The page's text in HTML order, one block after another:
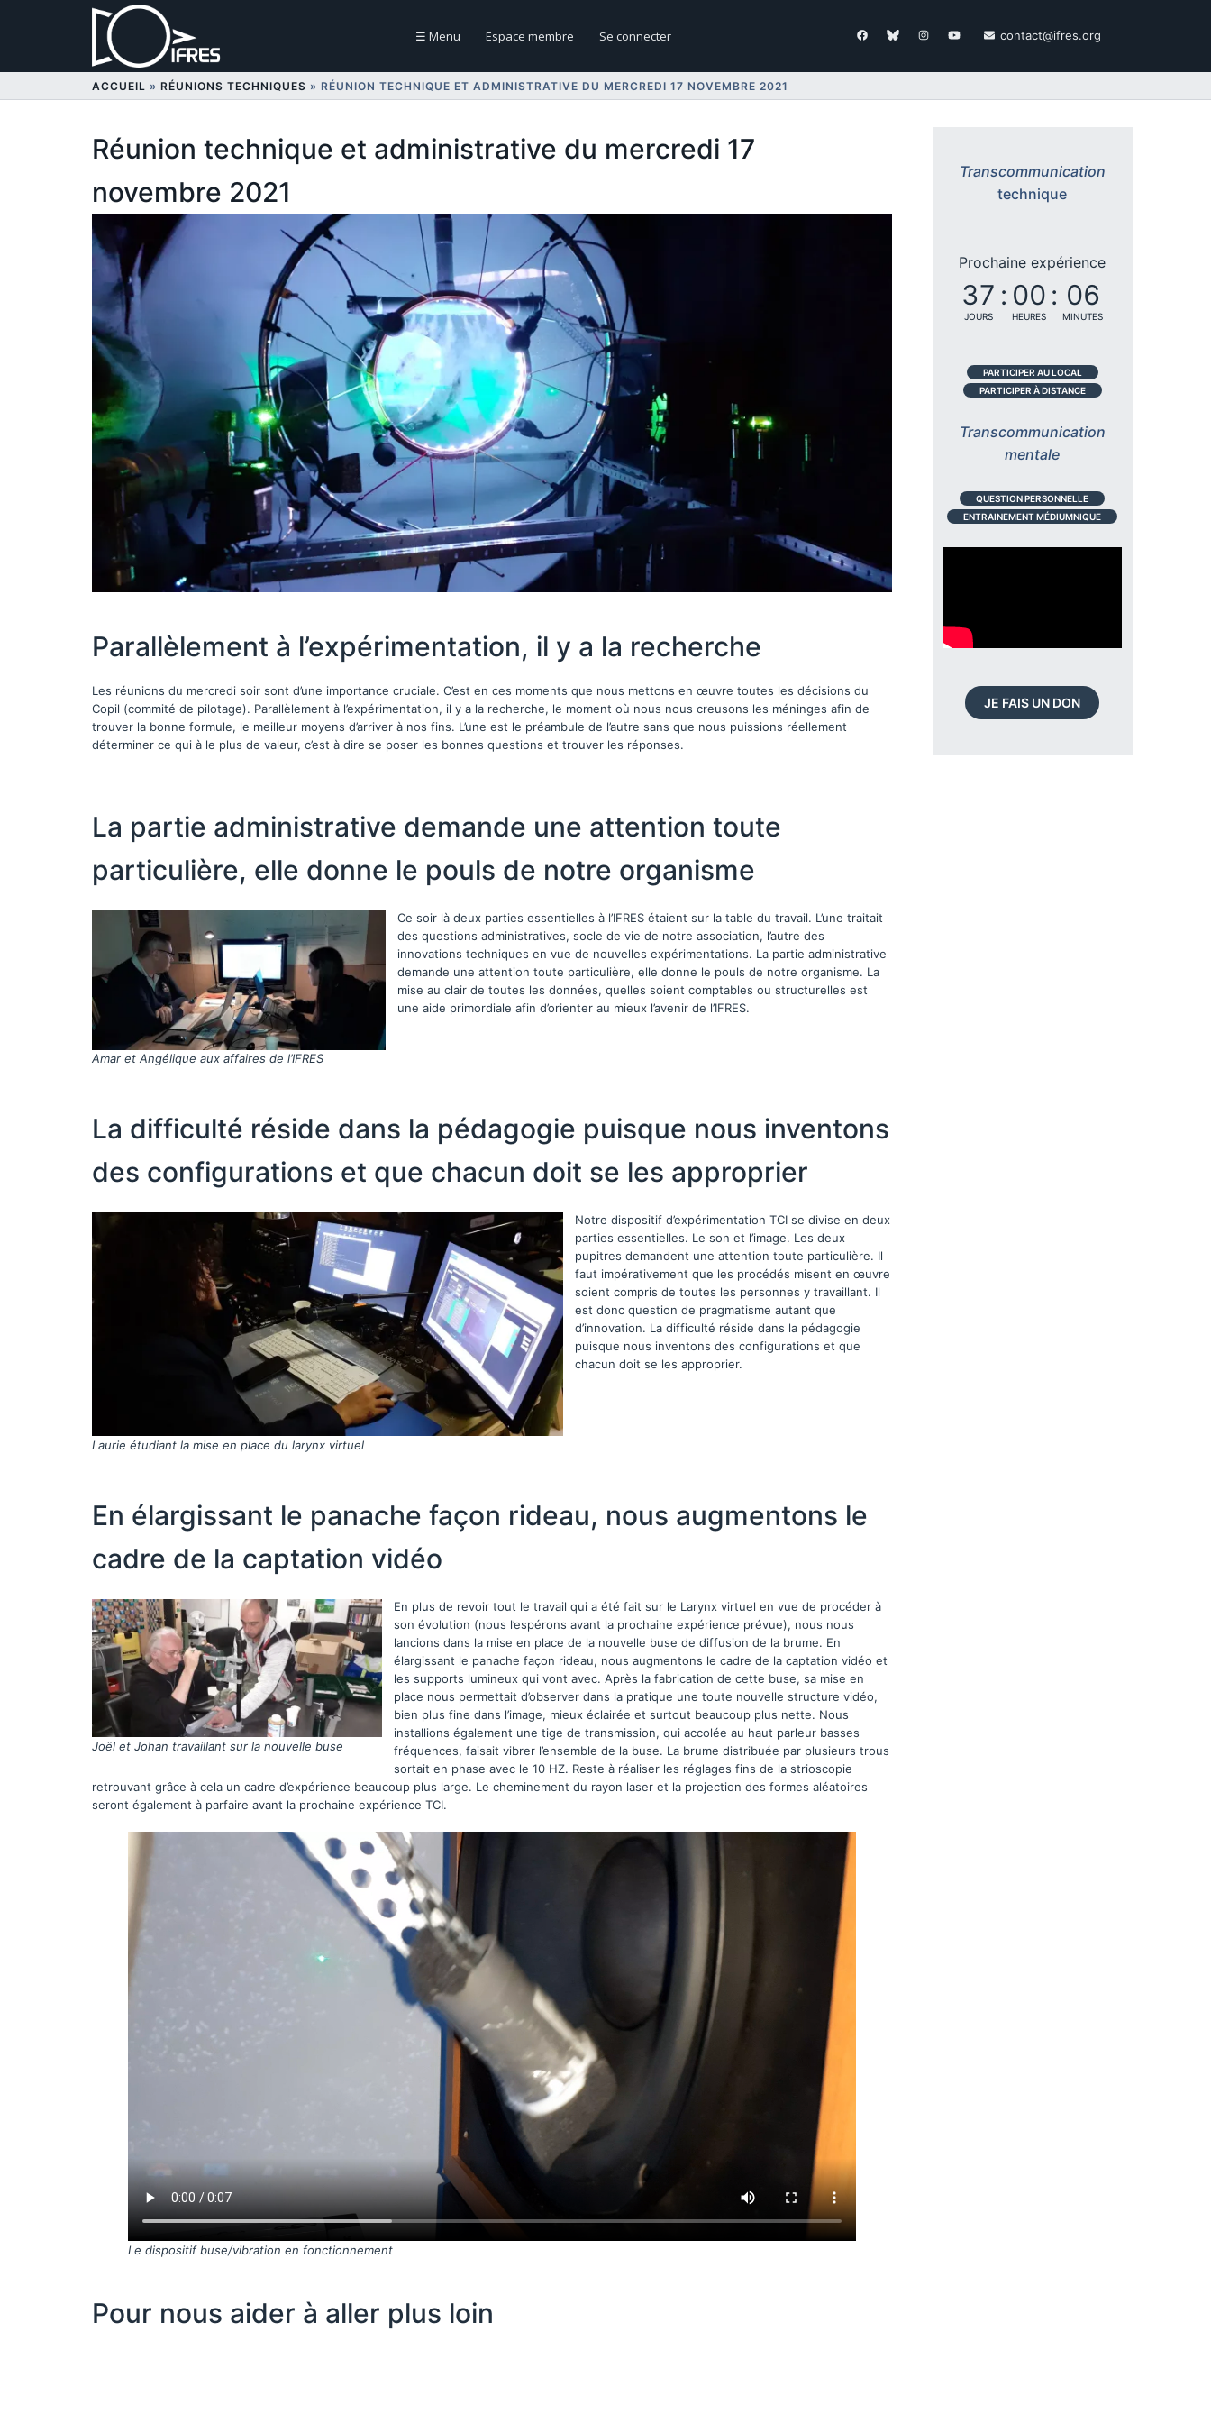
☰ Menu Espace membre Se connecter contact@ifres.org
ACCUEIL » RÉUNIONS TECHNIQUES » RÉUNION TECHNIQUE ET ADMINISTRATIVE DU MERCREDI 17 NOVEMBRE 2021
Réunion technique et administrative du mercredi 17
novembre 2021
Parallèlement à l’expérimentation, il y a la recherche
Les réunions du mercredi soir sont d’une importance cruciale. C’est en ces moments que nous mettons en œuvre toutes les décisions du
Copil (commité de pilotage). Parallèlement à l’expérimentation, il y a la recherche, le moment où nous nous creusons les méninges afin de
trouver la bonne formule, le meilleur moyens d’arriver à nos fins. L’une est le préambule de l’autre sans que nous puissions réellement
déterminer ce qui à le plus de valeur, c’est à dire se poser les bonnes questions et trouver les réponses.
La partie administrative demande une attention toute
particulière, elle donne le pouls de notre organisme
Amar et Angélique aux affaires de l’IFRES
Ce soir là deux parties essentielles à l’IFRES étaient sur la table du travail. L’une traitait
des questions administratives, socle de vie de notre association, l’autre des
innovations techniques en vue de nouvelles expérimentations. La partie administrative
demande une attention toute particulière, elle donne le pouls de notre organisme. La
mise au clair de toutes les données, quelles soient comptables ou structurelles est
une aide primordiale afin d’orienter au mieux l’avenir de l’IFRES.
La difficulté réside dans la pédagogie puisque nous inventons
des configurations et que chacun doit se les approprier
Laurie étudiant la mise en place du larynx virtuel
Notre dispositif d’expérimentation TCI se divise en deux
parties essentielles. Le son et l’image. Les deux
pupitres demandent une attention toute particulière. Il
faut impérativement que les procédés misent en œuvre
soient compris de toutes les personnes y travaillant. Il
est donc question de pragmatisme autant que
d’innovation. La difficulté réside dans la pédagogie
puisque nous inventons des configurations et que
chacun doit se les approprier.
En élargissant le panache façon rideau, nous augmentons le
cadre de la captation vidéo
Joël et Johan travaillant sur la nouvelle buse
En plus de revoir tout le travail qui a été fait sur le Larynx virtuel en vue de procéder à
son évolution (nous l’espérons avant la prochaine expérience prévue), nous nous
lancions dans la mise en place de la nouvelle buse de diffusion de la brume. En
élargissant le panache façon rideau, nous augmentons le cadre de la captation vidéo et
les supports lumineux qui vont avec. Après la fabrication de cette buse, sa mise en
place nous permettait d’observer dans la pratique une toute nouvelle structure vidéo,
bien plus fine dans l’image, mieux éclairée et surtout beaucoup plus nette. Nous
installions également une tige de transmission, qui accolée au haut parleur basses
fréquences, faisait vibrer l’ensemble de la buse. La brume distribuée par plusieurs trous
sortait en phase avec le 10 HZ. Reste à réaliser les réglages fins de la strioscopie
retrouvant grâce à cela un cadre d’expérience beaucoup plus large. Le cheminement du rayon laser et la projection des formes aléatoires
seront également à parfaire avant la prochaine expérience TCI.
Le dispositif buse/vibration en fonctionnement
Pour nous aider à aller plus loin
Transcommunication
technique
Prochaine expérience
37
JOURS
: 00
HEURES
: 06
MINUTES
PARTICIPER AU LOCAL
PARTICIPER À DISTANCE
Transcommunication
mentale
QUESTION PERSONNELLE
ENTRAINEMENT MÉDIUMNIQUE
JE FAIS UN DON